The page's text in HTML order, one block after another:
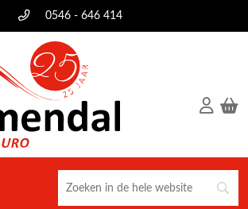
0546 - 646 414